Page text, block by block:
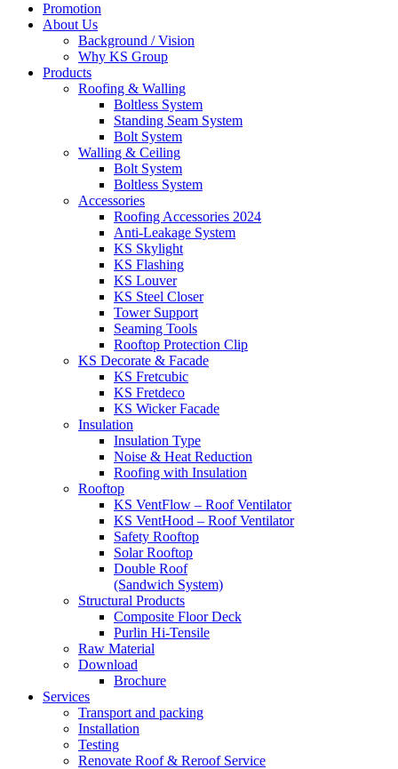
Promotion
About Us
Background / Vision
Why KS Group
Products
Roofing & Walling
Boltless System
Standing Seam System
Bolt System
Walling & Ceiling
Bolt System
Boltless System
Accessories
Roofing Accessories 2024
Anti-Leakage System
KS Skylight
KS Flashing
KS Louver
KS Steel Closer
Tower Support
Seaming Tools
Rooftop Protection Clip
KS Decorate & Facade
KS Fretcubic
KS Fretdeco
KS Wicker Facade
Insulation
Insulation Type
Noise & Heat Reduction
Roofing with Insulation
Rooftop
KS VentFlow – Roof Ventilator
KS VentHood – Roof Ventilator
Safety Rooftop
Solar Rooftop
Double Roof
(Sandwich System)
Structural Products
Composite Floor Deck
Purlin Hi-Tensile
Raw Material
Download
Brochure
Services
Transport and packing
Installation
Testing
Renovate Roof & Reroof Service